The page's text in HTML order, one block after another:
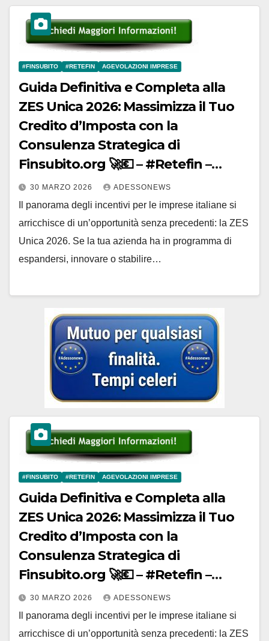
#FINSUBITO #RETEFIN AGEVOLAZIONI IMPRESE
Guida Definitiva e Completa alla
ZES Unica 2026: Massimizza il Tuo
Credito d’Imposta con la
Consulenza Strategica di
Finsubito.org 🚀💶 – #Retefin –
Retefin – #Finsubito – Finsubito –
#Adessonews – #Adessonews –
#Finsubito – Adessonews
30 MARZO 2026 ADESSONEWS
Il panorama degli incentivi per le imprese italiane si
arricchisce di un’opportunità senza precedenti: la ZES
Unica 2026. Se la tua azienda ha in programma di
espandersi, innovare o stabilire…
#FINSUBITO #RETEFIN AGEVOLAZIONI IMPRESE
Guida Definitiva e Completa alla
ZES Unica 2026: Massimizza il Tuo
Credito d’Imposta con la
Consulenza Strategica di
Finsubito.org 🚀💶 – #Retefin –
Retefin – #Finsubito – Finsubito –
#Adessonews – #Adessonews –
#Finsubito – Adessonews
30 MARZO 2026 ADESSONEWS
Il panorama degli incentivi per le imprese italiane si
arricchisce di un’opportunità senza precedenti: la ZES